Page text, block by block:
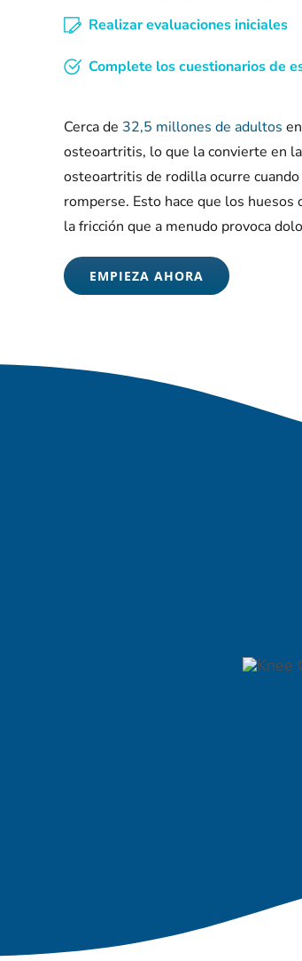
Realizar evaluaciones iniciales
Complete los cuestionarios de
Cerca de 32,5 millones de adultos
osteoartritis, lo que la convierte en
osteoartritis de rodilla ocurre
romperse. Esto hace que los
la fricción que a menudo provoca
EMPIEZA AHORA